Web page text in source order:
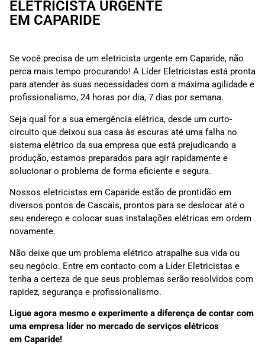
ELETRICISTA URGENTE
EM CAPARIDE
Se você precisa de um eletricista urgente em Caparide, não
perca mais tempo procurando! A Líder Eletricistas está pronta
para atender às suas necessidades com a máxima agilidade e
profissionalismo, 24 horas por dia, 7 dias por semana.
Seja qual for a sua emergência elétrica, desde um curto-
circuito que deixou sua casa às escuras até uma falha no
sistema elétrico da sua empresa que está prejudicando a
produção, estamos preparados para agir rapidamente e
solucionar o problema de forma eficiente e segura.
Nossos eletricistas em Caparide estão de prontidão em
diversos pontos de Cascais, prontos para se deslocar até o
seu endereço e colocar suas instalações elétricas em ordem
novamente.
Não deixe que um problema elétrico atrapalhe sua vida ou
seu negócio. Entre em contacto com a Líder Eletricistas e
tenha a certeza de que seus problemas serão resolvidos com
rapidez, segurança e profissionalismo.
Ligue agora mesmo e experimente a diferença de contar com
uma empresa líder no mercado de serviços elétricos
em Caparide!